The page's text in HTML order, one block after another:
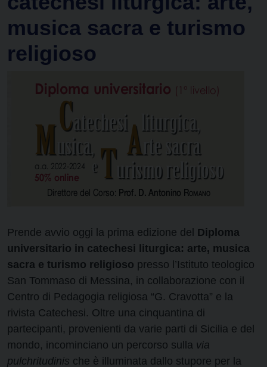
musica sacra e turismo
religioso
Prende avvio oggi la prima edizione del Diploma
universitario in catechesi liturgica: arte, musica
sacra e turismo religioso presso l’Istituto teologico
San Tommaso di Messina, in collaborazione con il
Centro di Pedagogia religiosa “G. Cravotta” e la
rivista Catechesi. Oltre una cinquantina di
partecipanti, provenienti da varie parti di Sicilia e del
mondo, incominciano un percorso sulla via
pulchritudinis che è illuminata dallo stupore per la